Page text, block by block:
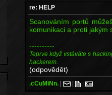
re: HELP
Scanováním portů
komunikaci a proti jakým
----------
Teprve když vstáváte s
hackerem.
(odpovědět)
.cCuMiNn. | | |